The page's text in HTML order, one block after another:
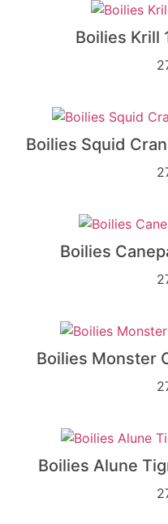
Boilies Krill
Boilies Squid
Boilies
Boilies Monster
Boilies Alune